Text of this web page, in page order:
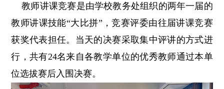
教师讲课竞赛是由学校教务处组织的两年一届的
教师讲课技能“大比拼”，竞赛评委由往届讲课竞赛
获奖代表担任。当天的决赛采取集中评讲的方式进
行，共有24名来自各教学单位的优秀教师通过本单
位选拔赛后入围决赛。